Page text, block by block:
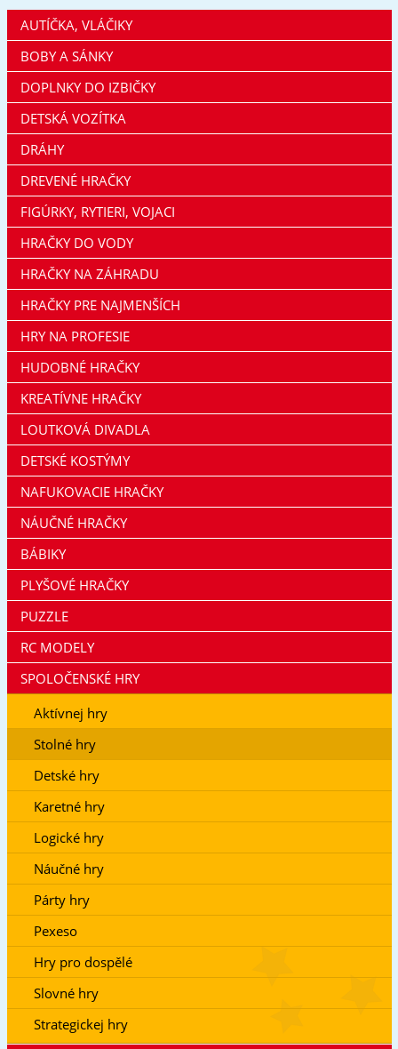
AUTÍČKA, VLÁČIKY
BOBY A SÁNKY
DOPLNKY DO IZBIČKY
DETSKÁ VOZÍTKA
DRÁHY
DREVENÉ HRAČKY
FIGÚRKY, RYTIERI, VOJACI
HRAČKY DO VODY
HRAČKY NA ZÁHRADU
HRAČKY PRE NAJMENŠÍCH
HRY NA PROFESIE
HUDOBNÉ HRAČKY
KREATÍVNE HRAČKY
LOUTKOVÁ DIVADLA
DETSKÉ KOSTÝMY
NAFUKOVACIE HRAČKY
NÁUČNÉ HRAČKY
BÁBIKY
PLYŠOVÉ HRAČKY
PUZZLE
RC MODELY
SPOLOČENSKÉ HRY
Aktívnej hry
Stolné hry
Detské hry
Karetné hry
Logické hry
Náučné hry
Párty hry
Pexeso
Hry pro dospělé
Slovné hry
Strategickej hry